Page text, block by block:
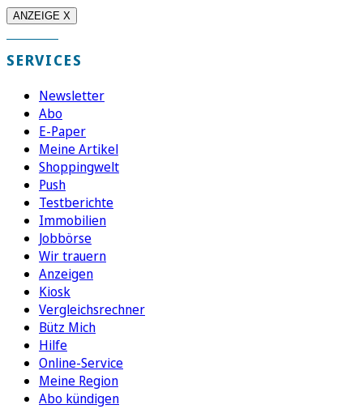
ANZEIGE X
SERVICES
Newsletter
Abo
E-Paper
Meine Artikel
Shoppingwelt
Push
Testberichte
Immobilien
Jobbörse
Wir trauern
Anzeigen
Kiosk
Vergleichsrechner
Bütz Mich
Hilfe
Online-Service
Meine Region
Abo kündigen